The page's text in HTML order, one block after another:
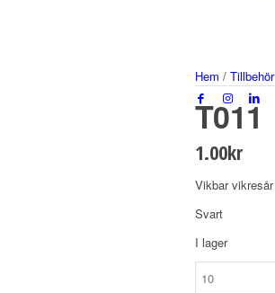
Hem / Tillbehör
T011
1.00kr
Vikbar
Svart
I lager